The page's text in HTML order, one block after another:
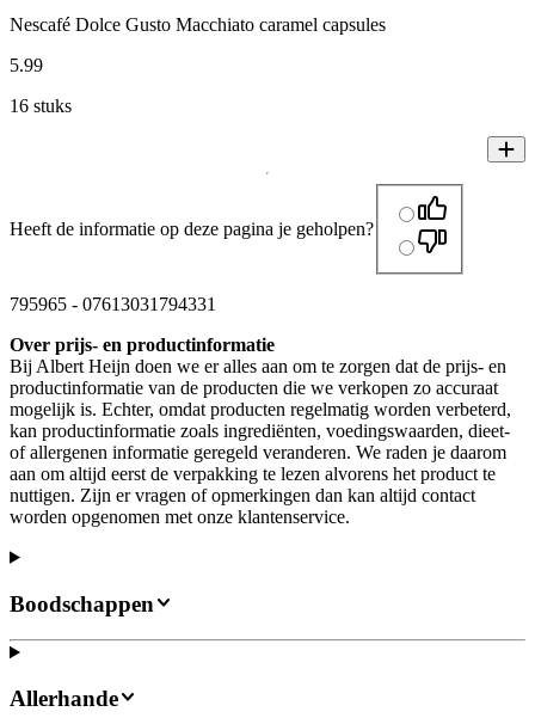
Nescafé Dolce Gusto Macchiato caramel capsules
5.99
16 stuks
Heeft de informatie op deze pagina je geholpen?
795965 - 07613031794331
Over prijs- en productinformatie
Bij Albert Heijn doen we er alles aan om te zorgen dat de prijs- en
productinformatie van de producten die we verkopen zo accuraat
mogelijk is. Echter, omdat producten regelmatig worden verbeterd,
kan productinformatie zoals ingrediënten, voedingswaarden, dieet-
of allergenen informatie geregeld veranderen. We raden je daarom
aan om altijd eerst de verpakking te lezen alvorens het product te
nuttigen. Zijn er vragen of opmerkingen dan kan altijd contact
worden opgenomen met onze klantenservice.
Boodschappen
Allerhande